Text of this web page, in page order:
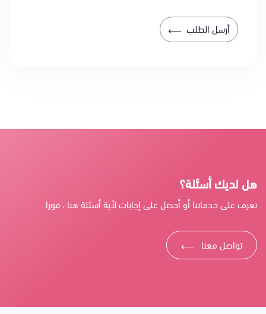
أرسل الطلب ⟶
هل لديك أسئلة؟
تعرف على خدماتنا أو أحصل على إجابات لأية أسئلة هنا ، فورا
تواصل معنا ⟶